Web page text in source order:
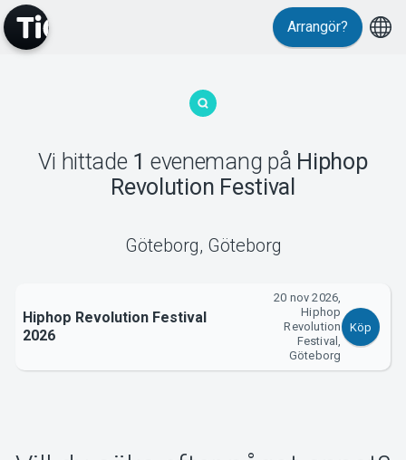
MyTickster
Om Tickster
Arrangör?
Vi hittade 1 evenemang på Hiphop
Revolution Festival
Göteborg, Göteborg
Hiphop Revolution Festival
2026
20 nov 2026,
Hiphop
Revolution
Festival,
Göteborg
Köp